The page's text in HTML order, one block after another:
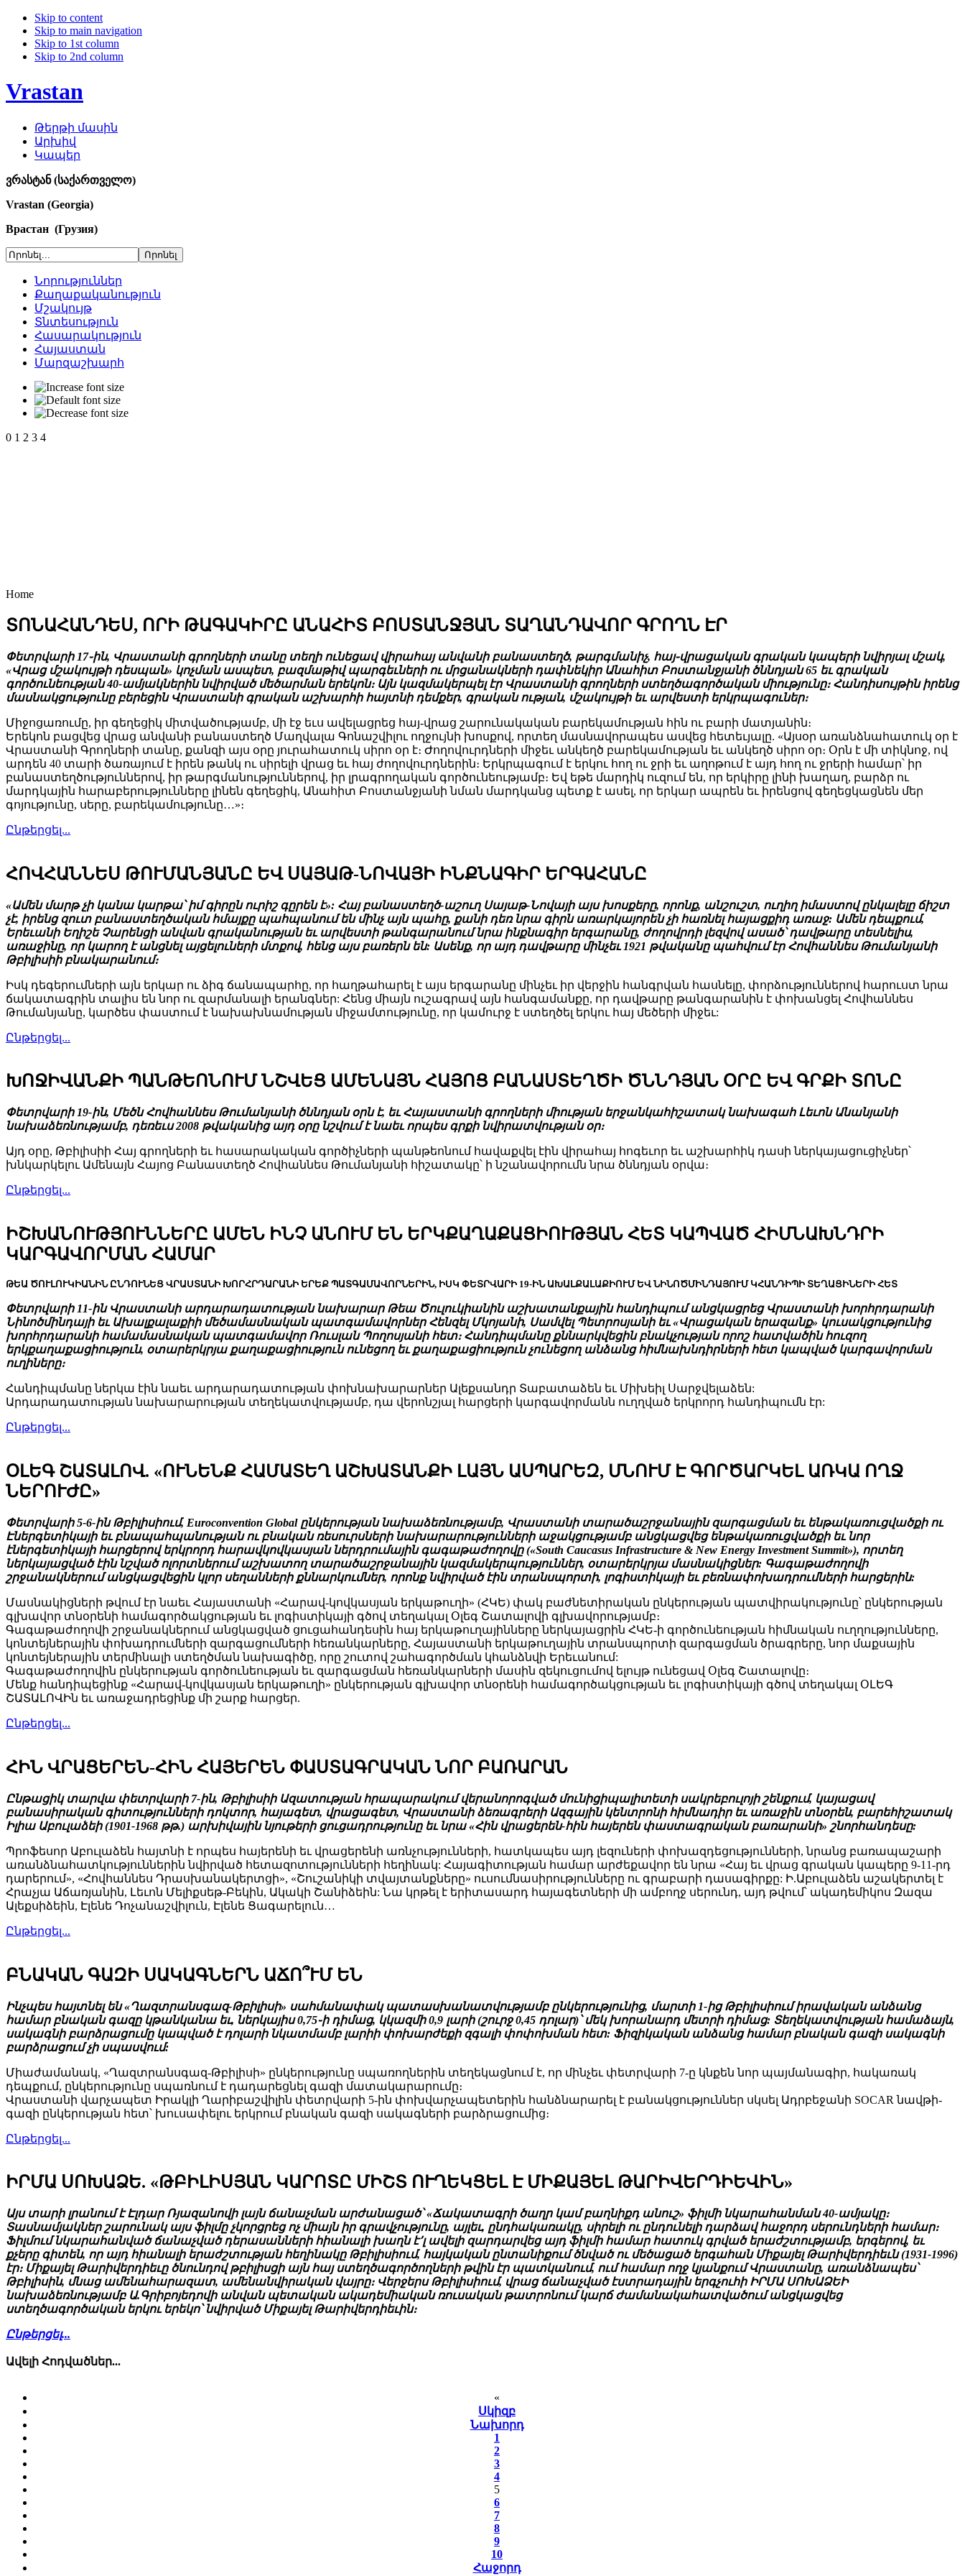
Skip to content
Skip to main navigation
Skip to 1st column
Skip to 2nd column
Vrastan
Թերթի մասին
Արխիվ
Կապեր
ვრასტან (საქართველო)
Vrastan (Georgia)
Врастан (Грузия)
Նորություններ
Քաղաքականություն
Մշակույթ
Տնտեսություն
Հասարակություն
Հայաստան
Մարզաշխարհ
0 1 2 3 4
Home
ՏՈՆԱՀԱՆԴԵՍ, ՈՐԻ ԹԱԳԱԿԻՐԸ ԱՆԱՀԻՏ ԲՈՍՏԱՆՋՅԱՆ ՏԱՂԱՆԴԱՎՈՐ ԳՐՈՂՆ ԷՐ
Փետրվարի 17֊ին, Վրաստանի գրողների տանը տեղի ունեցավ վիրահայ անվանի բանաստեղծ, թարգմանիչ, հայ֊վրացական գրական կապերի նվիրյալ մշակ,
«Վրաց մշակույթի դեսպան» կոչման ասպետ, բազմաթիվ պարգեւների ու մրցանակների դափնեկիր Անահիտ Բոստանջյանի ծննդյան 65 եւ գրական
գործունեության 40-ամյակներին նվիրված մեծարման երեկոն։ Այն կազմակերպել էր Վրաստանի գրողների ստեղծագործական միությունը։ Հանդիսույթին իրենց
մասնակցությունը բերեցին Վրաստանի գրական աշխարհի հայտնի դեմքեր, գրական ության, մշակույթի եւ արվեստի երկրպագուներ։
Միջոցառումը, իր գեղեցիկ միտվածությամբ, մի էջ եւս ավելացրեց հայ-վրաց շարունակական բարեկամության հին ու բարի մատյանին։
Երեկոն բացվեց վրաց անվանի բանաստեղծ Մաղվալա Գոնաշվիլու ողջույնի խոսքով, որտեղ մասնավորապես ասվեց հետեւյալը. «Այսօր առանձնահատուկ օր է
Վրաստանի Գրողների տանը, քանզի այս օրը յուրահատուկ սիրո օր է։ Ժողովուրդների միջեւ անկեղծ բարեկամության եւ անկեղծ սիրո օր։ Օրն է մի տիկնոջ, ով
արդեն 40 տարի ծառայում է իրեն թանկ ու սիրելի վրաց եւ հայ ժողովուրդներին։ Երկրպագում է երկու հող ու ջրի եւ աղոթում է այդ հող ու ջրերի համար՝ իր
բանաստեղծություններով, իր թարգմանություններով, իր լրագրողական գործունեությամբ։ Եվ եթե մարդիկ ուզում են, որ երկիրը լինի խաղաղ, բարձր ու
մարդկային հարաբերությունները լինեն գեղեցիկ, Անահիտ Բոստանջյանի նման մարդկանց պետք է ասել, որ երկար ապրեն եւ իրենցով գեղեցկացնեն մեր
գոյությունը, սերը, բարեկամությունը…»։
Ընթերցել...
ՀՈՎՀԱՆՆԵՍ ԹՈՒՄԱՆՅԱՆԸ ԵՎ ՍԱՅԱԹ-ՆՈՎԱՅԻ ԻՆՔՆԱԳԻՐ ԵՐԳԱՀԱՆԸ
«Ամեն մարթ չի կանա կարթա՝ իմ գիրըն ուրիշ գըրեն է»: Հայ բանաստեղծ-աշուղ Սայաթ-Նովայի այս խոսքերը, որոնք, անշուշտ, ուղիղ իմաստով ընկալելը ճիշտ
չէ, իրենց զուտ բանաստեղծական հմայքը պահպանում են մինչ այն պահը, քանի դեռ նրա գիրն առարկայորեն չի հառնել հայացքիդ առաջ: Ամեն դեպքում,
Երեւանի Եղիշե Չարենցի անվան գրականության եւ արվեստի թանգարանում նրա ինքնագիր երգարանը, ժողովրդի լեզվով ասած՝ դավթարը տեսնելիս,
առաջինը, որ կարող է անցնել այցելուների մտքով, հենց այս բառերն են: Ասենք, որ այդ դավթարը մինչեւ 1921 թվականը պահվում էր Հովհաննես Թումանյանի
Թբիլիսիի բնակարանում։
Իսկ դեգերումների այն երկար ու ձիգ ճանապարհը, որ հաղթահարել է այս երգարանը մինչեւ իր վերջին հանգրվան հասնելը, փորձություններով հարուստ նրա
ճակատագրին տալիս են նոր ու զարմանալի երանգներ: Հենց միայն ուշագրավ այն հանգամանքը, որ դավթարը թանգարանին է փոխանցել Հովհաննես
Թումանյանը, կարծես փաստում է նախախնամության միջամտությունը, որ կամուրջ է ստեղծել երկու հայ մեծերի միջեւ:
Ընթերցել...
ԽՈՋԻՎԱՆՔԻ ՊԱՆԹԵՈՆՈՒՄ ՆՇՎԵՑ ԱՄԵՆԱՅՆ ՀԱՅՈՑ ԲԱՆԱՍՏԵՂԾԻ ԾՆՆԴՅԱՆ ՕՐԸ ԵՎ ԳՐՔԻ ՏՈՆԸ
Փետրվարի 19-ին, Մեծն Հովհաննես Թումանյանի ծննդյան օրն է, եւ Հայաստանի գրողների միության երջանկահիշատակ նախագահ Լեւոն Անանյանի
նախաձեռնությամբ, դեռեւս 2008 թվականից այդ օրը նշվում է նաեւ որպես գրքի նվիրատվության օր։
Այդ օրը, Թբիլիսիի Հայ գրողների եւ հասարակական գործիչների պանթեոնում հավաքվել էին վիրահայ հոգեւոր եւ աշխարհիկ դասի ներկայացուցիչներ՝
խնկարկելու Ամենայն Հայոց Բանաստեղծ Հովհաննես Թումանյանի հիշատակը՝ ի նշանավորումն նրա ծննդյան օրվա։
Ընթերցել...
ԻՇԽԱՆՈՒԹՅՈՒՆՆԵՐԸ ԱՄԵՆ ԻՆՉ ԱՆՈՒՄ ԵՆ ԵՐԿՔԱՂԱՔԱՑԻՈՒԹՅԱՆ ՀԵՏ ԿԱՊՎԱԾ ՀԻՄՆԱԽՆԴՐԻ
ԿԱՐԳԱՎՈՐՄԱՆ ՀԱՄԱՐ
ԹԵԱ ԾՈՒԼՈՒԿԻԱՆԻՆ ԸՆԴՈՒՆԵՑ ՎՐԱՍՏԱՆԻ ԽՈՐՀՐԴԱՐԱՆԻ ԵՐԵՔ ՊԱՏԳԱՄԱՎՈՐՆԵՐԻՆ, ԻՍԿ ՓԵՏՐՎԱՐԻ 19-ԻՆ ԱԽԱԼՔԱԼԱՔԻՈՒՄ ԵՎ ՆԻՆՈԾՄԻՆԴԱՅՈՒՄ ԿՀԱՆԴԻՊԻ ՏԵՂԱՑԻՆԵՐԻ ՀԵՏ
Փետրվարի 11-ին Վրաստանի արդարադատության նախարար Թեա Ծուլուկիանին աշխատանքային հանդիպում անցկացրեց Վրաստանի խորհրդարանի
Նինոծմինդայի եւ Ախալքալաքիի մեծամասնական պատգամավորներ Հենզել Մկոյանի, Սամվել Պետրոսյանի եւ «Վրացական երազանք» կուսակցությունից
խորհրդարանի համամասնական պատգամավոր Ռուսլան Պողոսյանի հետ։ Հանդիպմանը քննարկվեցին բնակչության որոշ հատվածին հուզող
երկքաղաքացիություն, օտարերկրյա քաղաքացիություն ունեցող եւ քաղաքացիություն չունեցող անձանց հիմնախնդիրների հետ կապված կարգավորման
ուղիները։
Հանդիպմանը ներկա էին նաեւ արդարադատության փոխնախարարներ Ալեքսանդր Տաբատաձեն եւ Միխեիլ Սարջվելաձեն:
Արդարադատության նախարարության տեղեկատվությամբ, դա վերոնշյալ հարցերի կարգավորմանն ուղղված երկրորդ հանդիպումն էր:
Ընթերցել...
ՕԼԵԳ ՇԱՏԱԼՈՎ. «ՈՒՆԵՆՔ ՀԱՄԱՏԵՂ ԱՇԽԱՏԱՆՔԻ ԼԱՅՆ ԱՍՊԱՐԵԶ, ՄՆՈՒՄ Է ԳՈՐԾԱՐԿԵԼ ԱՌԿԱ ՈՂՋ
ՆԵՐՈՒԺԸ»
Փետրվարի 5-6-ին Թբիլիսիում, Euroconvention Global ընկերության նախաձեռնությամբ, Վրաստանի տարածաշրջանային զարգացման եւ ենթակառուցվածքի ու
Էներգետիկայի եւ բնապահպանության ու բնական ռեսուրսների նախարարությունների աջակցությամբ անցկացվեց ենթակառուցվածքի եւ նոր
էներգետիկայի հարցերով երկրորդ հարավկովկասյան ներդրումային գագաթաժողովը («South Caucasus Infrastructure & New Energy Investment Summit»), որտեղ
ներկայացված էին նշված ոլորտներում աշխատող տարածաշրջանային կազմակերպություններ, օտարերկրյա մասնակիցներ: Գագաթաժողովի
շրջանակներում անցկացվեցին կլոր սեղանների քննարկումներ, որոնք նվիրված էին տրանսպորտի, լոգիստիկայի եւ բեռնափոխադրումների հարցերին:
Մասնակիցների թվում էր նաեւ Հայաստանի «Հարավ-կովկասյան երկաթուղի» (ՀԿԵ) փակ բաժնետիրական ընկերության պատվիրակությունը՝ ընկերության
գլխավոր տնօրենի համագործակցության եւ լոգիստիկայի գծով տեղակալ Օլեգ Շատալովի գլխավորությամբ։
Գագաթաժողովի շրջանակներում անցկացված ցուցահանդեսին հայ երկաթուղայինները ներկայացրին ՀԿԵ-ի գործունեության հիմնական ուղղությունները,
կոնտեյներային փոխադրումների զարգացումների հեռանկարները, Հայաստանի երկաթուղային տրանսպորտի զարգացման ծրագրերը, նոր մաքսային
կոնտեյներային տերմինալի ստեղծման նախագիծը, որը շուտով շահագործման կհանձնվի Երեւանում:
Գագաթաժողովին ընկերության գործունեության եւ զարգացման հեռանկարների մասին զեկուցումով ելույթ ունեցավ Օլեգ Շատալովը։
Մենք հանդիպեցինք «Հարավ-կովկասյան երկաթուղի» ընկերության գլխավոր տնօրենի համագործակցության եւ լոգիստիկայի գծով տեղակալ ՕԼԵԳ
ՇԱՏԱԼՈՎԻն եւ առաջադրեցինք մի շարք հարցեր.
Ընթերցել...
ՀԻՆ ՎՐԱՑԵՐԵՆ-ՀԻՆ ՀԱՅԵՐԵՆ ՓԱՍՏԱԳՐԱԿԱՆ ՆՈՐ ԲԱՌԱՐԱՆ
Ընթացիկ տարվա փետրվարի 7-ին, Թբիլիսիի Ազատության հրապարակում վերանորոգված մունիցիպալիտետի սակրեբուլոյի շենքում, կայացավ
բանասիրական գիտությունների դոկտոր, հայագետ, վրացագետ, Վրաստանի ձեռագրերի Ազգային կենտրոնի հիմնադիր եւ առաջին տնօրեն, բարեհիշատակ
Իլիա Աբուլաձեի (1901-1968 թթ.) արխիվային նյութերի ցուցադրությունը եւ նրա «Հին վրացերեն-հին հայերեն փաստագրական բառարանի» շնորհանդեսը:
Պրոֆեսոր Աբուլաձեն հայտնի է որպես հայերենի եւ վրացերենի առնչությունների, հատկապես այդ լեզուների փոխազդեցությունների, նրանց բառապաշարի
առանձնահատկություններին նվիրված հետազոտությունների հեղինակ: Հայագիտության համար արժեքավոր են նրա «Հայ եւ վրաց գրական կապերը 9-11-րդ
դարերում», «Հովհաննես Դրասխանակերտցի», «Շուշանիկի տվայտանքները» ուսումնասիրությունները ու գրաբարի դասագիրքը: Ի.Աբուլաձեն աշակերտել է
Հրաչյա Աճառյանին, Լեւոն Մելիքսեթ-Բեկին, Ակակի Շանիձեին: Նա կրթել է երիտասարդ հայագետների մի ամբողջ սերունդ, այդ թվում՝ ակադեմիկոս Զազա
Ալեքսիձեին, Էլենե Դոչանաշվիլուն, Էլենե Ցագարելուն…
Ընթերցել...
ԲՆԱԿԱՆ ԳԱԶԻ ՍԱԿԱԳՆԵՐՆ ԱՃՈ՞ՒՄ ԵՆ
Ինչպես հայտնել են «Ղազտրանսգազ-Թբիլիսի» սահմանափակ պատասխանատվությամբ ընկերությունից, մարտի 1-ից Թբիլիսիում իրավական անձանց
համար բնական գազը կթանկանա եւ, ներկայիս 0,75֊ի դիմաց, կկազմի 0,9 լարի (շուրջ 0,45 դոլար)՝ մեկ խորանարդ մետրի դիմաց: Տեղեկատվության համաձայն,
սակագնի բարձրացումը կապված է դոլարի նկատմամբ լարիի փոխարժեքի զգալի փոփոխման հետ: Ֆիզիկական անձանց համար բնական գազի սակագնի
բարձրացում չի սպասվում:
Միաժամանակ, «Ղազտրանսգազ-Թբիլիսի» ընկերությունը սպառողներին տեղեկացնում է, որ մինչեւ փետրվարի 7-ը կնքեն նոր պայմանագիր, հակառակ
դեպքում, ընկերությունը սպառնում է դադարեցնել գազի մատակարարումը։
Վրաստանի վարչապետ Իրակլի Ղարիբաշվիլին փետրվարի 5-ին փոխվարչապետերին հանձնարարել է բանակցություններ սկսել Ադրբեջանի SOCAR նավթի-
գազի ընկերության հետ՝ խուսափելու երկրում բնական գազի սակագների բարձրացումից։
Ընթերցել...
ԻՐՄԱ ՍՈԽԱՁԵ. «ԹԲԻԼԻՍՅԱՆ ԿԱՐՈՏԸ ՄԻՇՏ ՈՒՂԵԿՑԵԼ Է ՄԻՔԱՅԵԼ ԹԱՐԻՎԵՐԴԻԵՎԻՆ»
Այս տարի լրանում է Էլդար Ռյազանովի լայն ճանաչման արժանացած՝ «Ճակատագրի ծաղր կամ բաղնիքդ անուշ» ֆիլմի նկարահանման 40-ամյակը։
Տասնամյակներ շարունակ այս ֆիլմը չկորցրեց ոչ միայն իր գրավչությունը, այլեւ, ընդհակառակը, սիրելի ու ընդունելի դարձավ հաջորդ սերունդների համար։
Ֆիլմում նկարահանված ճանաչված դերասանների հիանալի խաղն է՚լ ավելի զարդարվեց այդ ֆիլմի համար հատուկ գրված երաժշտությամբ, երգերով, եւ
քչերը գիտեն, որ այդ հիանալի երաժշտության հեղինակը Թբիլիսիում, հայկական ընտանիքում ծնված ու մեծացած երգահան Միքայել Թարիվերդիեւն (1931-1996)
էր։ Միքայել Թարիվերդիեւը ծնունդով թբիլիսցի այն հայ ստեղծագործողների թվին էր պատկանում, ում համար ողջ կյանքում Վրաստանը, առանձնապես՝
Թբիլիսին, մնաց ամենահարազատ, ամենանվիրական վայրը։ Վերջերս Թբիլիսիում, վրաց ճանաչված էստրադային երգչուհի ԻՐՄԱ ՍՈԽԱՁԵԻ
նախաձեռնությամբ Ա.Գրիբոյեդովի անվան պետական ակադեմիական ռուսական թատրոնում կարճ ժամանակահատվածում անցկացվեց
ստեղծագործական երկու երեկո՝ նվիրված Միքայել Թարիվերդիեւին։
Ընթերցել...
Ավելի Հոդվածներ...
«
Սկիզբ
Նախորդ
1
2
3
4
5
6
7
8
9
10
Հաջորդ